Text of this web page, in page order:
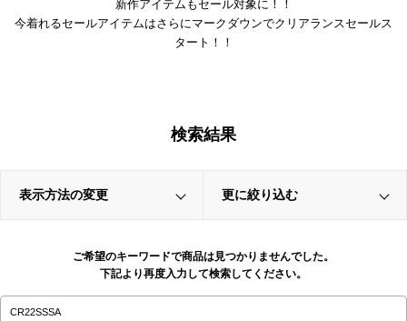
新作アイテムもセール対象に！！
今着れるセールアイテムはさらにマークダウンでクリアランスセールス
タート！！
検索結果
表示方法の変更 更に絞り込む
ご希望のキーワードで商品は見つかりませんでした。
下記より再度入力して検索してください。